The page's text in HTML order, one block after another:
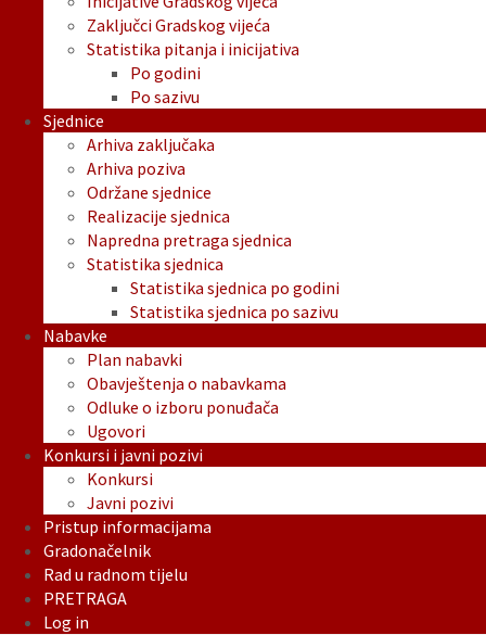
Zaključci Gradskog vijeća
Statistika pitanja i inicijativa
Po godini
Po sazivu
Sjednice
Arhiva zaključaka
Arhiva poziva
Održane sjednice
Realizacije sjednica
Napredna pretraga sjednica
Statistika sjednica
Statistika sjednica po godini
Statistika sjednica po sazivu
Nabavke
Plan nabavki
Obavještenja o nabavkama
Odluke o izboru ponuđača
Ugovori
Konkursi i javni pozivi
Konkursi
Javni pozivi
Pristup informacijama
Gradonačelnik
Rad u radnom tijelu
PRETRAGA
Log in